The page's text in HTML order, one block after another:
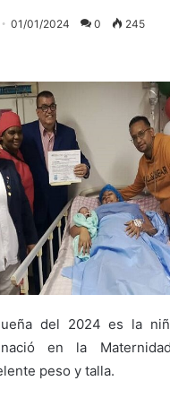
01/01/2024 0 245
del 2024 es la
en la Maternidad
peso y talla.